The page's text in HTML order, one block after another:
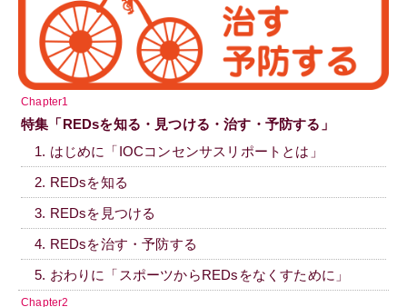
Chapter1
特集「REDsを知る・見つける・治す・予防する」
1. はじめに「IOCコンセンサスリポートとは」
2. REDsを知る
3. REDsを見つける
4. REDsを治す・予防する
5. おわりに「スポーツからREDsをなくすために」
Chapter2